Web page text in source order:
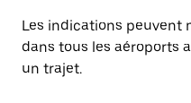
Les indications peuvent
dans tous les aéroports
un trajet.